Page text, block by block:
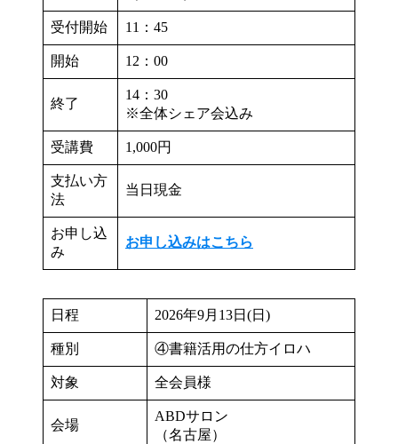
受付開始 11：45
開始 12：00
終了
14：30
※全体シェア会込み
受講費 1,000円
支払い方
法
当日現金
お申し込
み
お申し込みはこちら
日程 2026年9月13日(日)
種別 ④書籍活用の仕方イロハ
対象 全会員様
会場
ABDサロン
（名古屋）